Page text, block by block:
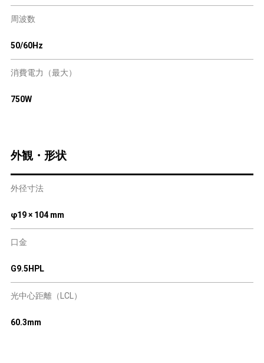
周波数
50/60Hz
消費電力（最大）
750W
外観・形状
外径寸法
φ19 × 104 mm
口金
G9.5HPL
光中心距離（LCL）
60.3mm